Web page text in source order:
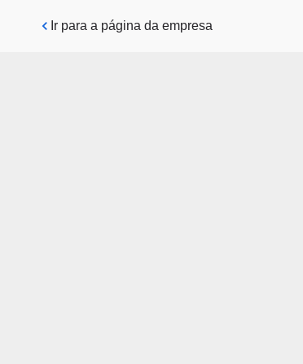
Pular para o conteúdo principal
Ir para a página da empresa